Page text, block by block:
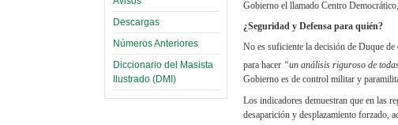
Descargas
Números Anteriores
Diccionario del Masista
Ilustrado (DMI)
Gobierno el llamado Centro
¿Seguridad y Defensa para quién?
No es suficiente la decisión de Duque
para hacer “un análisis riguroso de
Gobierno es de control militar y
Los indicadores demuestran que en las
desaparición y desplazamiento forzado,